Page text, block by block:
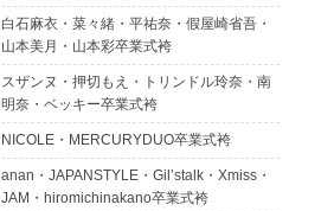
白石麻衣・菜々緒・平祐奈・假屋崎省吾・
山本美月・山本彩卒業式袴
スザンヌ・押切もえ・トリンドル玲奈・南
明奈・ベッキー卒業式袴
NICOLE・MERCURYDUO卒業式袴
anan・JAPANSTYLE・Gil’stalk・Xmiss・
JAM・hiromichinakano卒業式袴